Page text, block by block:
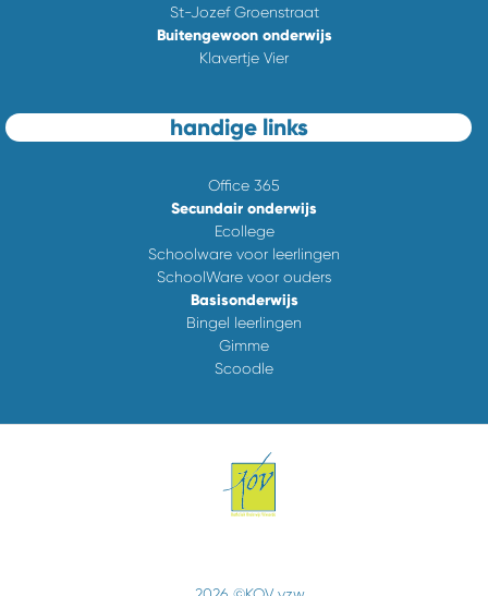
St-Jozef Groenstraat
Buitengewoon onderwijs
Klavertje Vier
handige links
Office 365
Secundair onderwijs
Ecollege
Schoolware voor leerlingen
SchoolWare voor ouders
Basisonderwijs
Bingel leerlingen
Gimme
Scoodle